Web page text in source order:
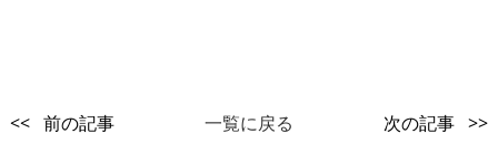
<< 前の記事 一覧に戻る 次の記事 >>